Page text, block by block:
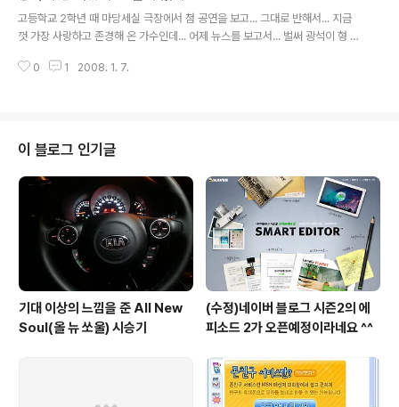
에』. 이 책은 세상을 등진 지 12년이 된 가수 김광석에 관한 기억을 더듬어 소개
한 것으로 1993년부터 1995년 여름까지 김광석 콘서트장 사진을 직접 찍은 ..
고등학교 2학년 때 마당세실 극장에서 첨 공연을 보고... 그대로 반해서... 지금
껏 가장 사랑하고 존경해 온 가수인데... 어제 뉴스를 보고서... 벌써 광석이 형 죽
였었는데... 벌써... 30대 중반 -.-;; 광석이 형의 노래말 한마디 한마디에서 베어
모두다 좋아 해 줄 텐데... 요즘은 마음으로 노래를 부르는 사람은 없는 것 같다.
진정한 가객 광석이 형... 다..
0 1 2008. 1. 7.
이 블로그 인기글
기대 이상의 느낌을 준 All New
Soul(올 뉴 쏘울) 시승기
(수정)네이버 블로그 시즌2의 에
피소드 2가 오픈예정이라네요 ^^